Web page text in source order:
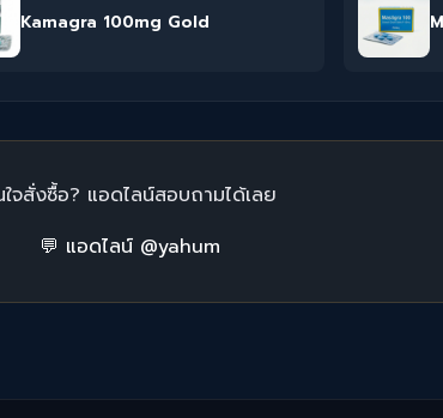
Kamagra 100mg Gold
ใจสั่งซื้อ? แอดไลน์สอบถามได้เลย
💬 แอดไลน์ @yahum